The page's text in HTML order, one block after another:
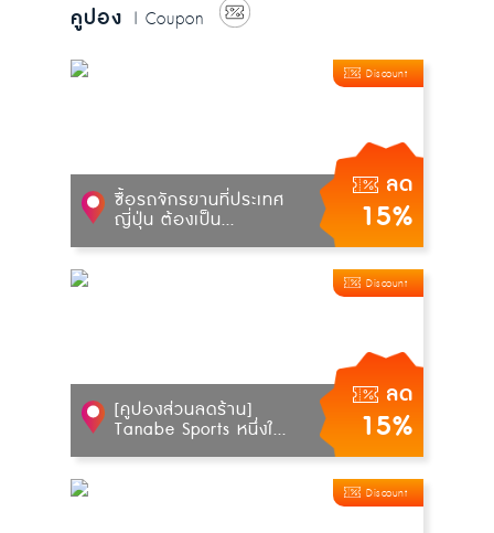
คูปอง | Coupon
ลด
15%
Discount
ซื้อรถจักรยานที่ประเทศ
ญี่ปุ่น ต้องเป็น...
ลด
15%
Discount
[คูปองส่วนลดร้าน]
Tanabe Sports หนึ่งใ...
Discount